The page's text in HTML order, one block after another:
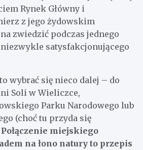
Rynek Główny i
z jego żydowskim
zwiedzić podczas jednego
satysfakcjonującego
wybrać się nieco dalej – do
Soli w Wieliczce,
Parku Narodowego lub
(choć tu przyda się
Połączenie miejskiego
na łono natury to przepis